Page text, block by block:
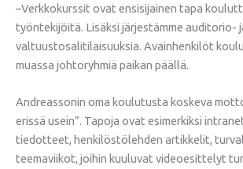
–Verkkokurssit ovat ensisijainen tapa
työntekijöitä. Lisäksi järjestämme auditorio-
valtuustosalitilaisuuksia. Avainhenkilöt
muassa johtoryhmiä paikan päällä.
Andreassonin oma koulutusta koskeva
erissä usein”. Tapoja ovat esimerkiksi
tiedotteet, henkilöstölehden artikkelit,
teemaviikot, joihin kuuluvat videoesittelyt